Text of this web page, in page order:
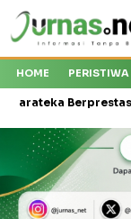
HOME PERISTIWA
Berprestasi,